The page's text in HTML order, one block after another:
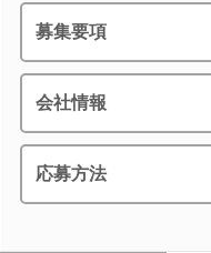
募集要項
会社情報
応募方法